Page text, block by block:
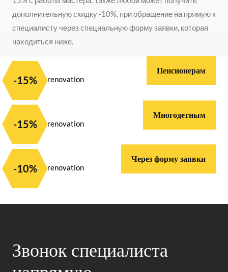
дополнительную скидку -10%, при обращение на прямую к
специалисту через специальную форму заявки, которая
находиться ниже.
-15%
Пенсионерам
-15%
Многодетным
-10%
Через форму заявки
Звонок специалиста